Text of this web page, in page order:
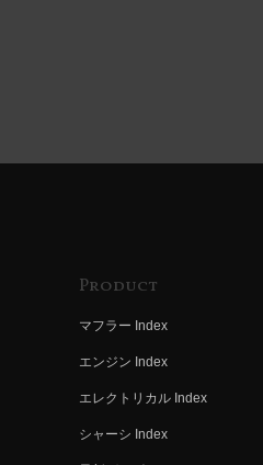
Product
マフラー Index
エンジン Index
エレクトリカル Index
シャーシ Index